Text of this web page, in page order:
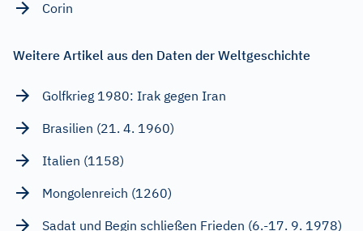
Corin
Weitere Artikel aus den Daten der Weltgeschichte
Golfkrieg 1980: Irak gegen Iran
Brasilien (21. 4. 1960)
Italien (1158)
Mongolenreich (1260)
Sadat und Begin schließen Frieden (6.-17. 9. 1978)